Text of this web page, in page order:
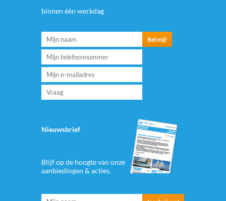
binnen één werkdag
Nieuwsbrief
Blijf op de hoogte van onze
aanbiedingen & acties.